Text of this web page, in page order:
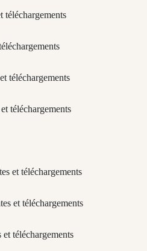
téléchargements
téléchargements
téléchargements
et téléchargements
et téléchargements
téléchargements